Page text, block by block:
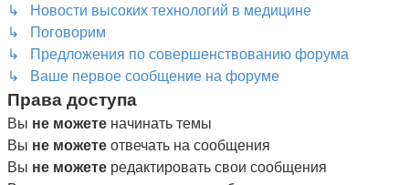
↳ Новости высоких технологий в медицине
↳ Поговорим
↳ Предложения по совершенствованию форума
↳ Ваше первое сообщение на форуме
Права доступа
Вы не можете начинать темы
Вы не можетеотвечать на сообщения
Вы не можете редактировать свои сообщения